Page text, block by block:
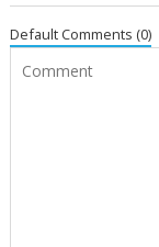
Default Comments (0)